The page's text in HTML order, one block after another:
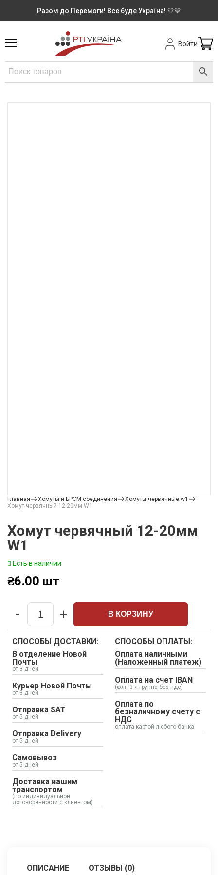
Разом до Перемоги! Все буде Україна! 💛💙
Войти
Главная Хомуты и БРСМ соединения
Хомуты червячные w1
Хомут червячный 12-20мм W1
Хомут червячный 12-20мм
W1
Есть в наличии
₴6.00 шт
Quantity
- + В КОРЗИНУ
СПОСОБЫ ДОСТАВКИ:
В отделение Новой
Почты
от 3 дней
Курьер Новой Почты
от 3 дней
Отправка SAT
от 5 дней
Отправка Delivery
от 5 дней
Самовывоз
от 5 дней
Доставка нашим
транспортом
(по индивидуальной
договоренности с клиентом)
СПОСОБЫ ОПЛАТЫ:
Оплата наличными
(Наложенный платеж)
Оплата на счет IBAN
(флп 3-я группа без ндс)
Оплата по
безналичному счету с
НДС
оплата картой любого банка
ОПИСАНИЕ ОТЗЫВЫ (0)